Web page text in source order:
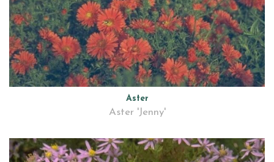
Aster
Aster 'Jenny'